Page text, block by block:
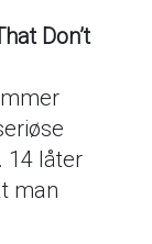
Don’t
14 låter
man